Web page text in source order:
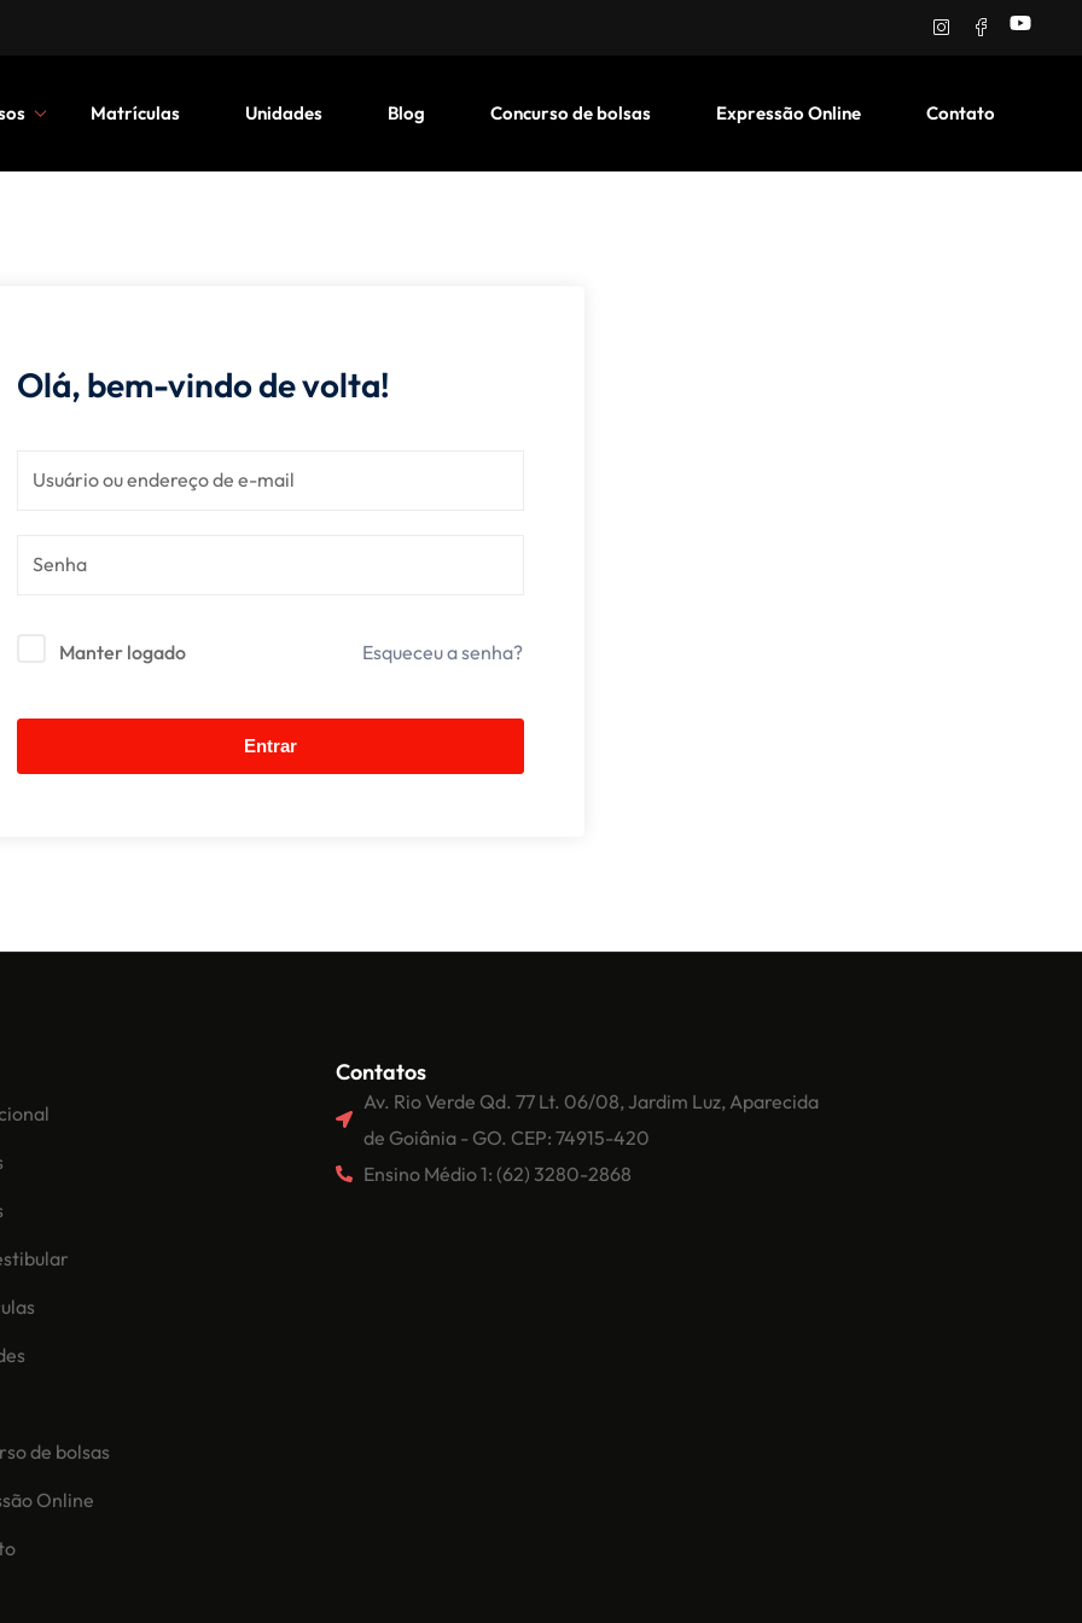
Matrículas Unidades Blog Concurso de bolsas Expressão Online Contato
Olá, bem-vindo de volta!
Manter logado Esqueceu a senha?
Entrar
de bolsas
Online
Contatos
Av. Rio Verde Qd. 77 Lt. 06/08, Jardim Luz, Aparecida
de Goiânia - GO. CEP: 74915-420
Ensino Médio 1: (62) 3280-2868